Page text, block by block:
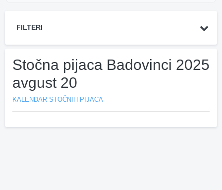
FILTERI
Stočna pijaca Badovinci 2025
avgust 20
KALENDAR STOČNIH PIJACA